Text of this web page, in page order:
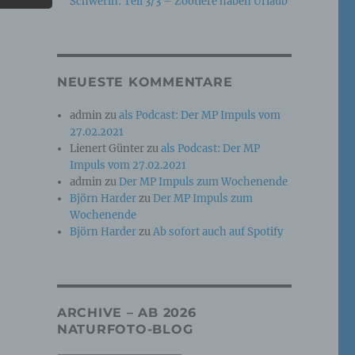
NEUESTE KOMMENTARE
admin zuals Podcast: Der MP Impuls vom
27.02.2021
Lienert Günterzuals Podcast: Der MP
Impuls vom 27.02.2021
admin zuDer MP Impuls zum Wochenende
Björn HarderzuDer MP Impuls zum
Wochenende
Björn HarderzuAb sofort auch auf Spotify
ARCHIVE – AB 2026
NATURFOTO-BLOG